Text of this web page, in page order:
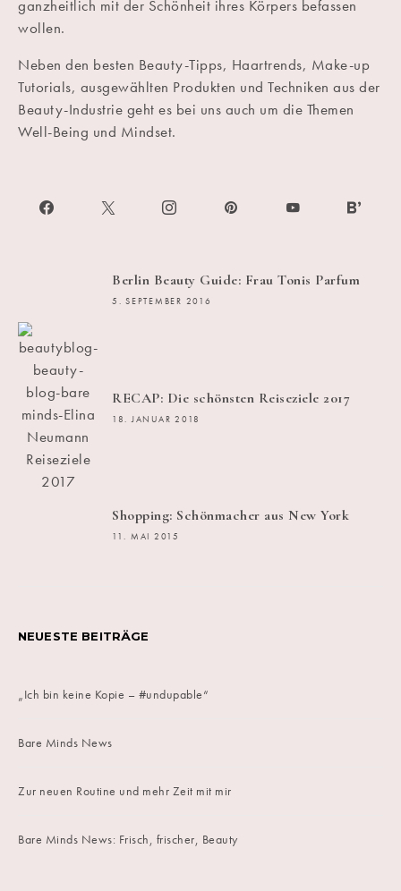
ganzheitlich mit der Schönheit ihres Körpers befassen
wollen.
Neben den besten Beauty-Tipps, Haartrends, Make-up
Tutorials, ausgewählten Produkten und Techniken aus der
Beauty-Industrie geht es bei uns auch um die Themen
Well-Being und Mindset.
Berlin Beauty Guide: Frau Tonis Parfum
5. SEPTEMBER 2016
RECAP: Die schönsten Reiseziele 2017
18. JANUAR 2018
Shopping: Schönmacher aus New York
11. MAI 2015
NEUESTE BEITRÄGE
„Ich bin keine Kopie – #undupable“
Bare Minds News
Zur neuen Routine und mehr Zeit mit mir
Bare Minds News: Frisch, frischer, Beauty